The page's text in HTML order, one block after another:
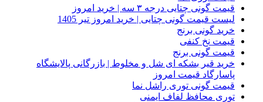
قیمت گونی چتایی درجه ۳ سه | خرید امروز
لیست قیمت گونی چتایی | خرید امروز تیر 1405
خرید گونی برنج
قیمت نخ کنفی
قیمت گونی برنج
خرید قیر بشکه ای شل و مخلوط | بازرگانی پالایشگاه
پاسارگاد قیمت امروز
قیمت گونی توری راشل نما
توری محافظ لفاف ایمنی